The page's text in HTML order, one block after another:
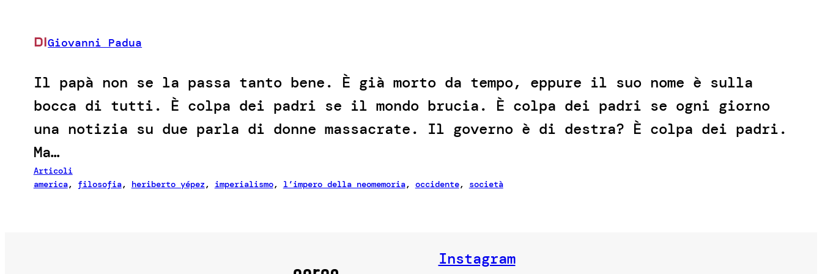
DIGiovanni Padua
Il papà non se la passa tanto bene. È già morto da tempo, eppure il suo nome è sulla
bocca di tutti. È colpa dei padri se il mondo brucia. È colpa dei padri se ogni giorno
una notizia su due parla di donne massacrate. Il governo è di destra? È colpa dei padri.
Ma…
Articoli
america, filosofia, heriberto yépez, imperialismo, l’impero della neomemoria, occidente, società
Instagram